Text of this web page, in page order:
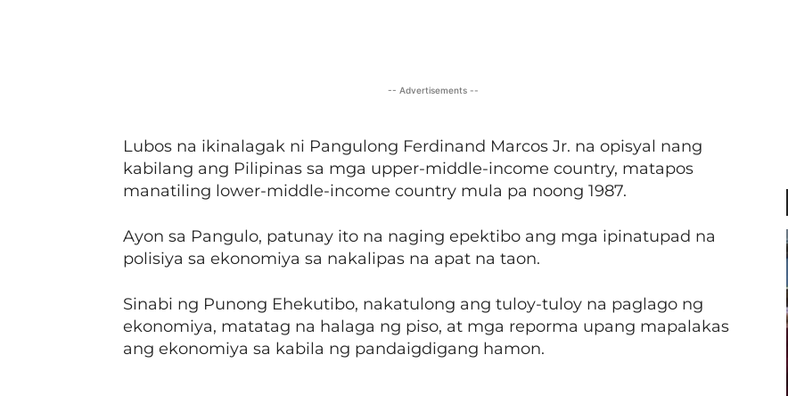
-- Advertisements --
Lubos na ikinalagak ni Pangulong Ferdinand Marcos Jr. na opisyal nang
kabilang ang Pilipinas sa mga upper-middle-income country, matapos
manatiling lower-middle-income country mula pa noong 1987.
Ayon sa Pangulo, patunay ito na naging epektibo ang mga ipinatupad na
polisiya sa ekonomiya sa nakalipas na apat na taon.
Sinabi ng Punong Ehekutibo, nakatulong ang tuloy-tuloy na paglago ng
ekonomiya, matatag na halaga ng piso, at mga reporma upang mapalakas
ang ekonomiya sa kabila ng pandaigdigang hamon.